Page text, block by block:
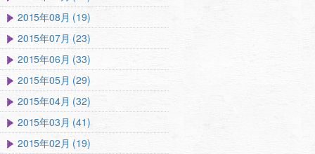
2015年08月 (19)
2015年07月 (23)
2015年06月 (33)
2015年05月 (29)
2015年04月 (32)
2015年03月 (41)
2015年02月 (19)